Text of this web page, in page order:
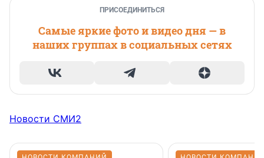
ПРИСОЕДИНИТЬСЯ
Самые яркие фото и видео дня — в
наших группах в социальных сетях
Новости СМИ2